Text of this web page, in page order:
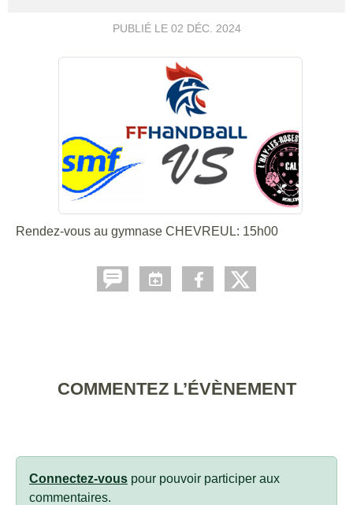
PUBLIÉ LE 02 DÉC. 2024
Rendez-vous au gymnase CHEVREUL: 15h00
COMMENTEZ L’ÉVÈNEMENT
Connectez-vous pour pouvoir participer aux
commentaires.